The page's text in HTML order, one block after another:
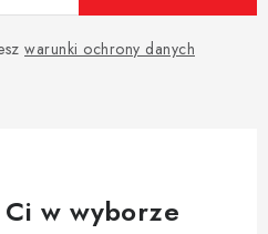
warunki ochrony danych
Ci w wyborze